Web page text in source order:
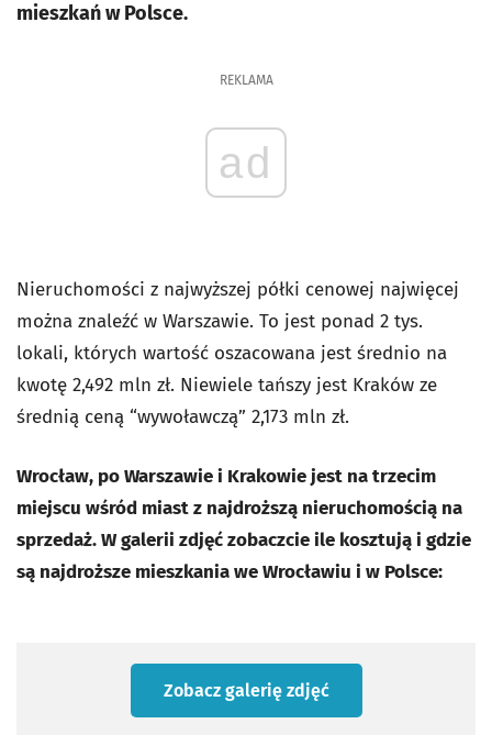
mieszkań w Polsce.
REKLAMA
ad
Nieruchomości z najwyższej półki cenowej najwięcej
można znaleźć w Warszawie. To jest ponad 2 tys.
lokali, których wartość oszacowana jest średnio na
kwotę 2,492 mln zł. Niewiele tańszy jest Kraków ze
średnią ceną “wywoławczą” 2,173 mln zł.
Wrocław, po Warszawie i Krakowie jest na trzecim
miejscu wśród miast z najdroższą nieruchomością na
sprzedaż.W galerii zdjęć zobaczcie ile kosztują i gdzie
są najdroższe mieszkania we Wrocławiu i w Polsce:
Zobacz galerię zdjęć